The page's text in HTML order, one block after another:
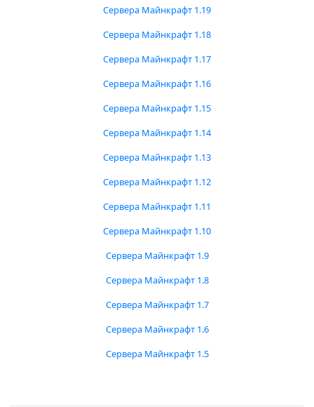
Сервера Майнкрафт 1.19
Сервера Майнкрафт 1.18
Сервера Майнкрафт 1.17
Сервера Майнкрафт 1.16
Сервера Майнкрафт 1.15
Сервера Майнкрафт 1.14
Сервера Майнкрафт 1.13
Сервера Майнкрафт 1.12
Сервера Майнкрафт 1.11
Сервера Майнкрафт 1.10
Сервера Майнкрафт 1.9
Сервера Майнкрафт 1.8
Сервера Майнкрафт 1.7
Сервера Майнкрафт 1.6
Сервера Майнкрафт 1.5